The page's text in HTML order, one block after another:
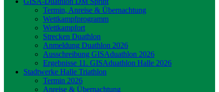
Termin, Anreise & Übernachtung
Wettkampfprogramm
Wettkampfort
Strecken Duathlon
Anmeldung Duathlon 2026
Ausschreibung GISAduathlon 2026
Ergebnisse 11. GISAduathlon Halle 2026
Stadtwerke Halle Triathlon
Termin 2026
Anreise & Übernachtung